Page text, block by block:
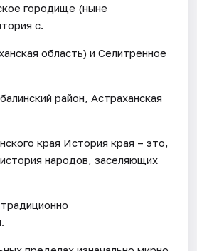
городище (ныне
с.
область) и Селитренное
район, Астраханская
края История края – это,
народов, заселяющих